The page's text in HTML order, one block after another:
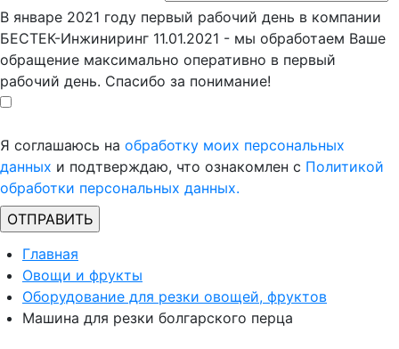
В январе 2021 году первый рабочий день в компании
БЕСТЕК-Инжиниринг 11.01.2021 - мы обработаем Ваше
обращение максимально оперативно в первый
рабочий день. Спасибо за понимание!
Я соглашаюсь на обработку моих персональных
данных и подтверждаю, что ознакомлен с Политикой
обработки персональных данных.
Главная
Овощи и фрукты
Оборудование для резки овощей, фруктов
Машина для резки болгарского перца